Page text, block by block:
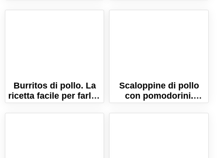
e olive (Ricetta per
l'estate!)
forno con le patate!
Burritos di pollo. La
ricetta facile per farli a
casa!
Scaloppine di pollo
con pomodorini.
Ricetta con cremina
ricca e gustosa!